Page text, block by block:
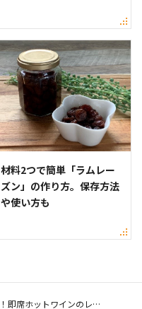
材料2つで簡単「ラムレー
ズン」の作り方。保存方法
や使い方も
電子レンジで簡単！即席ホットワインのレシピ